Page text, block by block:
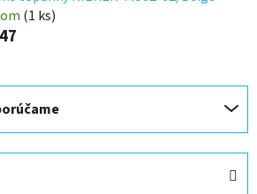
(1 ks)